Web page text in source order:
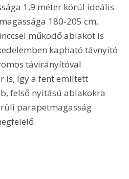
1,9 méter körül ideális
180-205 cm,
működő ablakot is
kapható távnyitó
távirányítóval
is, így a fent említett
felső nyitású ablakokra
parapetmagasság